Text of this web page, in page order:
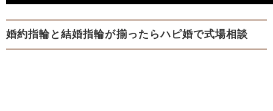
婚約指輪と結婚指輪が揃ったらハピ婚で式場相談